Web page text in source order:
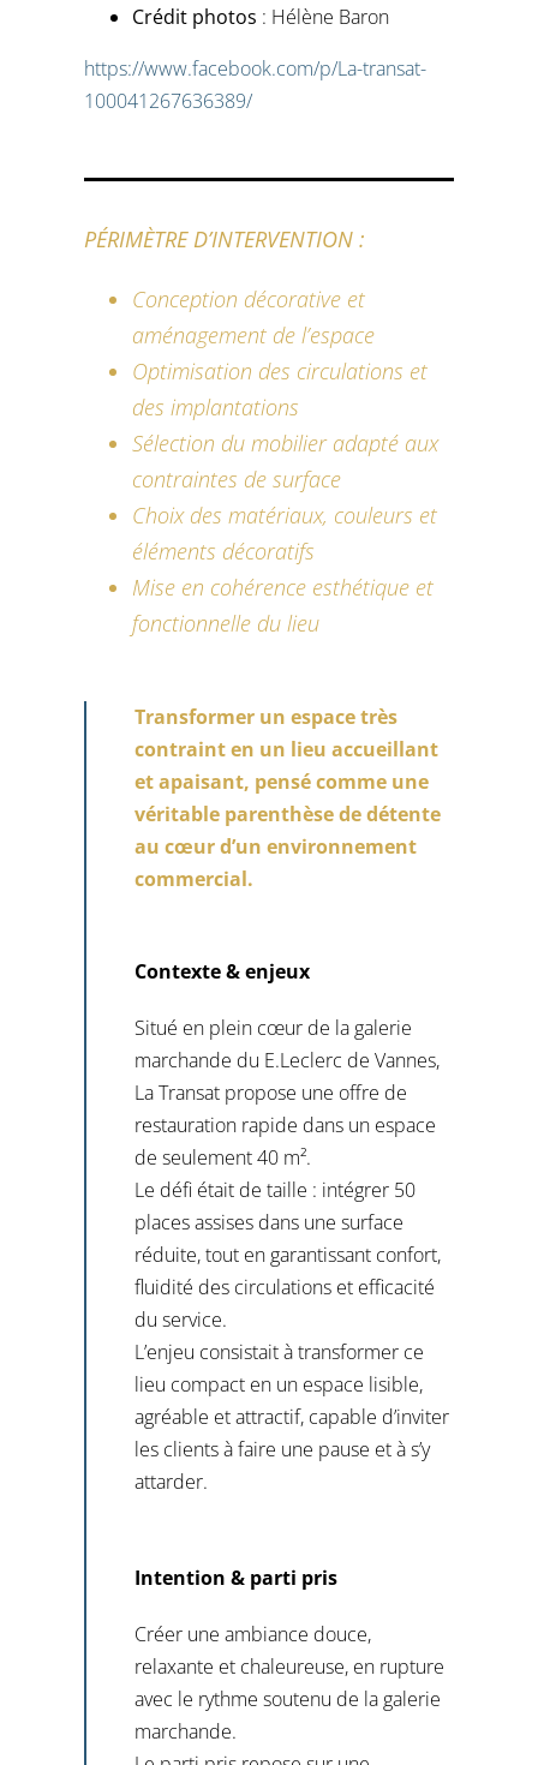
Crédit photos : Hélène Baron
https://www.facebook.com/p/La-transat-
100041267636389/
PÉRIMÈTRE D’INTERVENTION :
Conception décorative et
aménagement de l’espace
Optimisation des circulations et
des implantations
Sélection du mobilier adapté aux
contraintes de surface
Choix des matériaux, couleurs et
éléments décoratifs
Mise en cohérence esthétique et
fonctionnelle du lieu
Transformer un espace très
contraint en un lieu accueillant
et apaisant, pensé comme une
véritable parenthèse de détente
au cœur d’un environnement
commercial.
Contexte & enjeux
Situé en plein cœur de la galerie
marchande du E.Leclerc de Vannes,
La Transat propose une offre de
restauration rapide dans un espace
de seulement 40 m².
Le défi était de taille : intégrer 50
places assises dans une surface
réduite, tout en garantissant confort,
fluidité des circulations et efficacité
du service.
L’enjeu consistait à transformer ce
lieu compact en un espace lisible,
agréable et attractif, capable d’inviter
les clients à faire une pause et à s’y
attarder.
Intention & parti pris
Créer une ambiance douce,
relaxante et chaleureuse, en rupture
avec le rythme soutenu de la galerie
marchande.